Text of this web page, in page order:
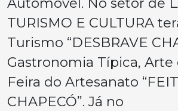
TURISMO E CULTURA
Turismo “DESBRAVE
Gastronomia Típica, Arte
Feira do Artesanato
CHAPECÓ”. Já no